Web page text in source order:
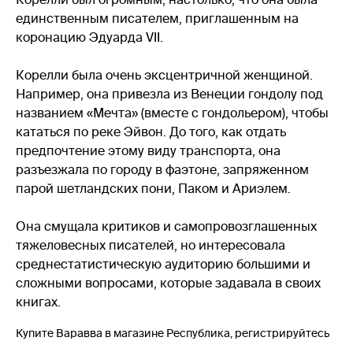
единственным писателем, приглашенным на
коронацию Эдуарда VII.
Корелли была очень эксцентричной женщиной.
Например, она привезла из Венеции гондолу под
названием «Мечта» (вместе с гондольером), чтобы
кататься по реке Эйвон. До того, как отдать
предпочтение этому виду транспорта, она
разъезжала по городу в фаэтоне, запряженном
парой шетландских пони, Паком и Ариэлем.
Она смущала критиков и самопровозглашенных
тяжеловесных писателей, но интересовала
среднестатистическую аудиторию большими и
сложными вопросами, которые задавала в своих
книгах.
Купите Варавва в магазине Республика, регистрируйтесь